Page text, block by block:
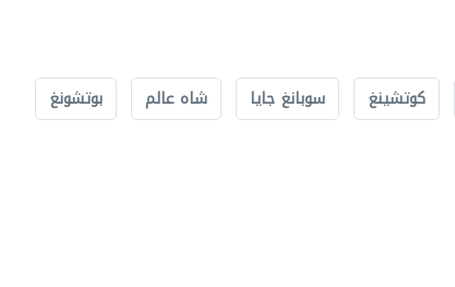
كوتشينغ سوبانغ جايا شاه عالم بوتشونغ